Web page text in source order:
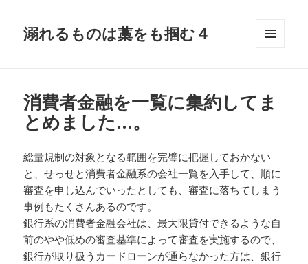
溺れるものは藁をも掴む４
消費者金融を一覧に集約してま
とめました…。
総量規制の対象となる範囲を完璧に把握しておかない
と、せっせと消費者金融系の会社一覧を入手して、順に
審査を申し込んでいったとしても、審査に落ちてしまう
事例もたくさんあるのです。
銀行系の消費者金融会社は、最大限貸付できるような自
前のやや低めの審査基準によって審査を実施するので、
銀行が取り扱うカードローンが通らなかった方は、銀行